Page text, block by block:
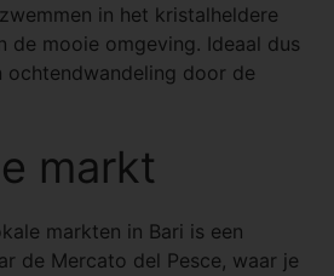
in het kristalheldere
de mooie omgeving. Ideaal dus
ochtendwandeling door de
markt
markten in Bari is een
de Mercato del Pesce, waar je